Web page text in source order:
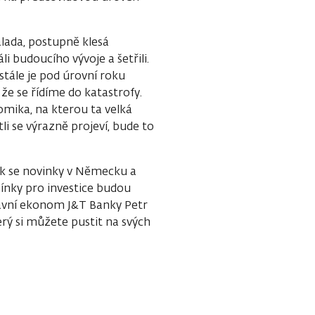
postupně klesá
budoucího vývoje a šetřili.
je pod úrovní roku
že se řídíme do katastrofy.
na kterou ta velká
se výrazně projeví, bude to
se novinky v Německu a
pro investice budou
ekonom J&T Banky Petr
si můžete pustit na svých